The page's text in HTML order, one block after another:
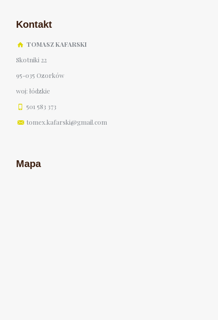
Kontakt
TOMASZ KAFARSKI
Skotniki 22
95-035 Ozorków
woj: łódzkie
501 583 373
tomex.kafarski@gmail.com
Mapa